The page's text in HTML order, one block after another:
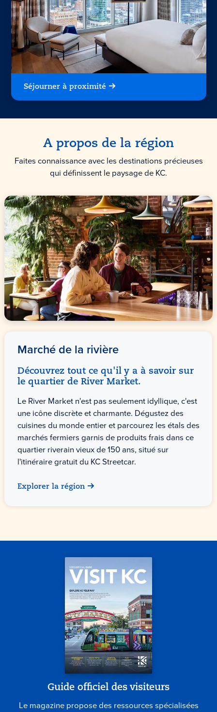
Séjourner à proximité
A propos de la région
Faites connaissance avec les destinations précieuses
qui définissent le paysage de KC.
Marché de la rivière
Découvrez tout ce qu'il y a à savoir sur
le quartier de River Market.
Le River Market n'est pas seulement idyllique, c'est
une icône discrète et charmante. Dégustez des
cuisines du monde entier et parcourez les étals des
marchés fermiers garnis de produits frais dans ce
quartier riverain vieux de 150 ans, situé sur
l'itinéraire gratuit du KC Streetcar.
Explorer la région
Guide officiel des visiteurs
Le magazine propose des ressources spécialisées